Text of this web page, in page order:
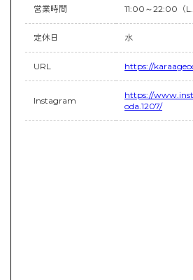
営業時間 11:00～22:00（
定休日 水
URL https://
Instagram
https://
oda.1207/